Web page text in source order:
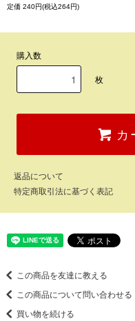
定価 240円(税込264円)
購入数
枚
カ
返品について
特定商取引法に基づく表記
この商品を友達に教える
この商品について問い合わせる
買い物を続ける